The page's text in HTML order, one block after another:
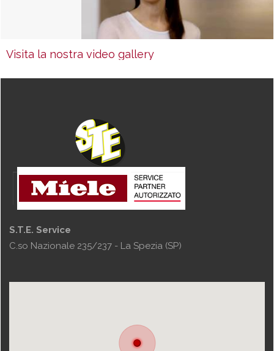
Visita la nostra video gallery
S.T.E. Service
C.so Nazionale 235/237 - La Spezia (SP)